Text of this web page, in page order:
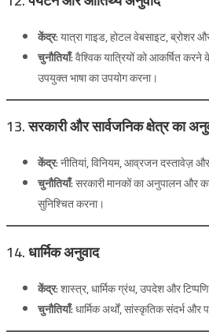
केंद्र:यात्रा गाइड, होटल वेबसाइट, ब्रोशर
चुनौतियाँ:वैश्विक यात्रियों को आकर्षित
उपयुक्त भाषा का उपयोग करना।
13. सरकारी और सार्वजनिक क्षेत्र का
केंद्र:नीतियां, विनियम, आव्रजन दस्तावेज़
चुनौतियाँ:सरकारी मानकों का अनुपालन और
सुनिश्चित करना।
14. धार्मिक अनुवाद
केंद्र:शास्त्र, धार्मिक ग्रंथ, उपदेश और
चुनौतियाँ:धार्मिक अर्थों, सांस्कृतिक संदर्भ और